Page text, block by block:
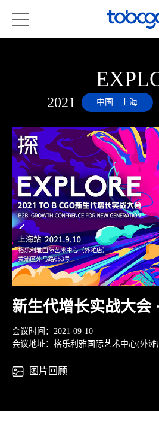
2021 中国 · 上海
新生代增长实战大会
会议时间：2021-09-10
会议地址：格乐利雅国际艺术中心(外滩
图片回顾